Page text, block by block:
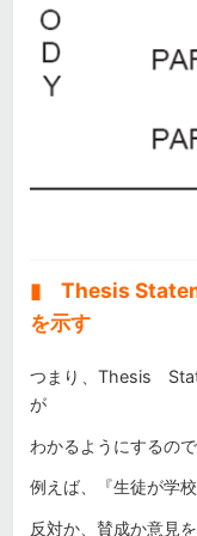
▮ Thesis
を示す
つまり、Thesis
が
わかるようにするので
例えば、『生徒が学
反対か、賛成か意見を